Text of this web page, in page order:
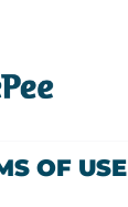
OF USE